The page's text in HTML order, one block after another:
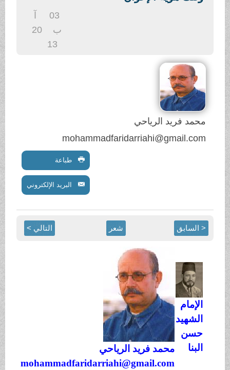
محمد فريد الرياحي
mohammadfaridarriahi@gmail.com
طباعة
البريد الإلكتروني
< السابق شعر التالي >
الإمام
الشهيد
حسن
البنا
محمد فريد الرياحي
mohammadfaridarriahi@gmail.com